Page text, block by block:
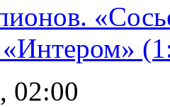
02:00